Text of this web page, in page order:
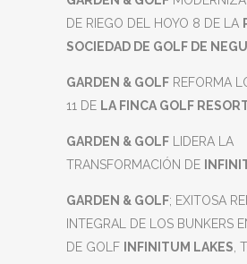
DE RIEGO DEL HOYO 8 DE LA
SOCIEDAD DE GOLF DE
GARDEN & GOLF REFORMA
11 DE LA FINCA GOLF
GARDEN & GOLF LIDERA LA
TRANSFORMACIÓN DE
GARDEN & GOLF; EXITOSA
INTEGRAL DE LOS BUNKERS
DE GOLF
INFINITUM LAKES ,